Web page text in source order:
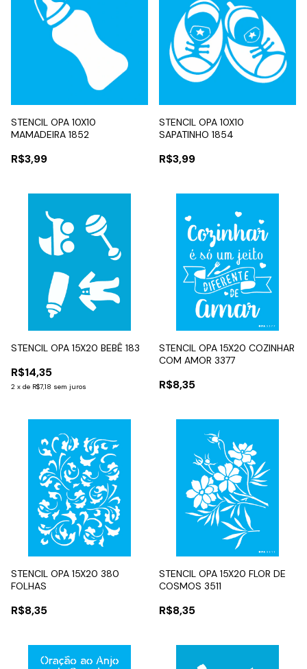
STENCIL OPA 10X10
MAMADEIRA 1852
R$3,99
STENCIL OPA 10X10
SAPATINHO 1854
R$3,99
STENCIL OPA 15X20 BEBÊ 183
R$14,35
2 x de R$7,18 sem juros
STENCIL OPA 15X20 COZINHAR
COM AMOR 3377
R$8,35
STENCIL OPA 15X20 380
FOLHAS
R$8,35
STENCIL OPA 15X20 FLOR DE
COSMOS 3511
R$8,35